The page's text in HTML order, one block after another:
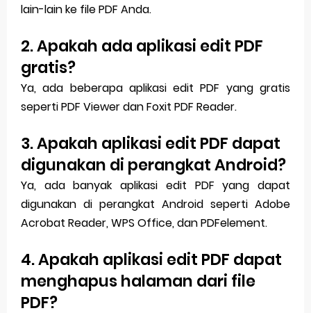
lain-lain ke file PDF Anda.
2. Apakah ada aplikasi edit PDF
gratis?
Ya, ada beberapa aplikasi edit PDF yang gratis
seperti PDF Viewer dan Foxit PDF Reader.
3. Apakah aplikasi edit PDF dapat
digunakan di perangkat Android?
Ya, ada banyak aplikasi edit PDF yang dapat
digunakan di perangkat Android seperti Adobe
Acrobat Reader, WPS Office, dan PDFelement.
4. Apakah aplikasi edit PDF dapat
menghapus halaman dari file
PDF?